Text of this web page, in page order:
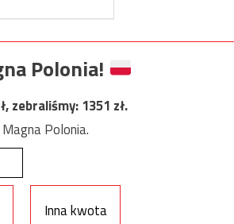
Polonia!
zebraliśmy:1351 zł.
Polonia.
Inna kwota